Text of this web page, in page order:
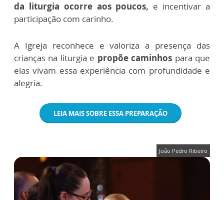
da liturgia ocorre aos poucos, e incentivar a
participação com carinho.
A Igreja reconhece e valoriza a presença das
crianças na liturgia e propõe caminhos para que
elas vivam essa experiência com profundidade e
alegria.
LEIA MAIS SOBRE ESSA PREPARAÇÃO
João Pedro Ribeiro